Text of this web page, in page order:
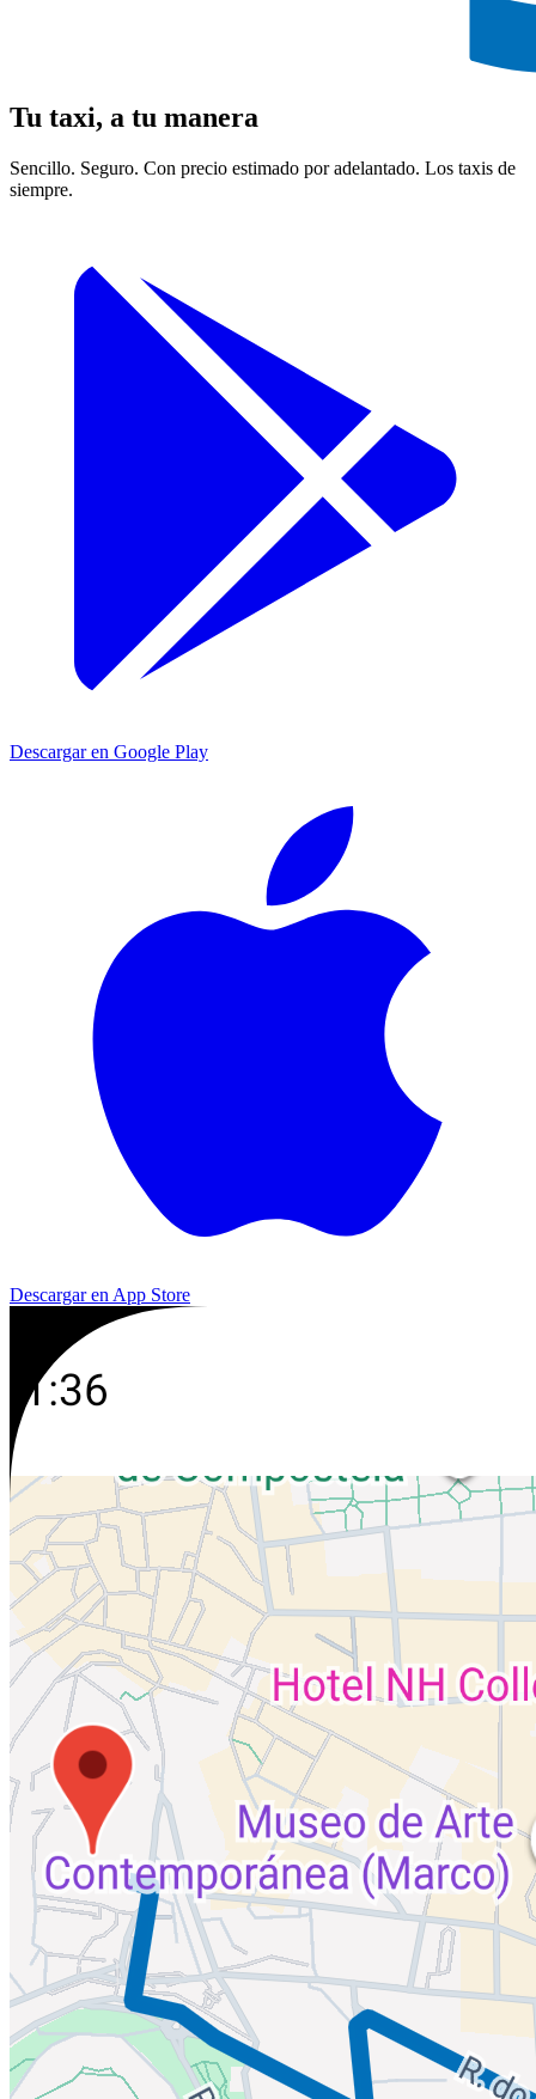
Tu taxi, a tu manera
Sencillo. Seguro. Con precio estimado por adelantado. Los taxis de
siempre.
Descargar en Google Play
Descargar en App Store